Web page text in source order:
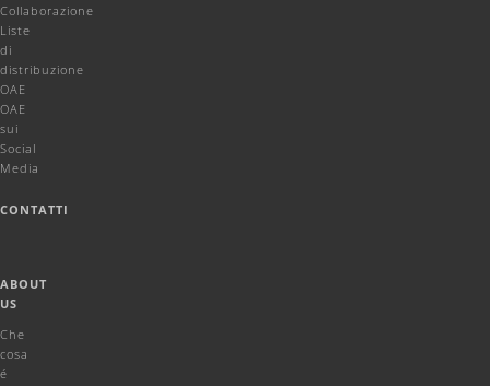
Collaborazione
Liste
di
distribuzione
OAE
OAE
sui
Social
Media
CONTATTI
ABOUT
US
Che
cosa
é